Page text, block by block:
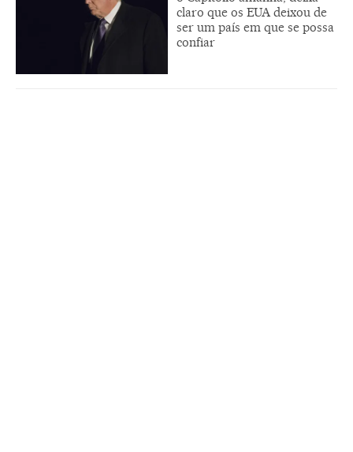
claro que os EUA deixou de
ser um país em que se possa
confiar